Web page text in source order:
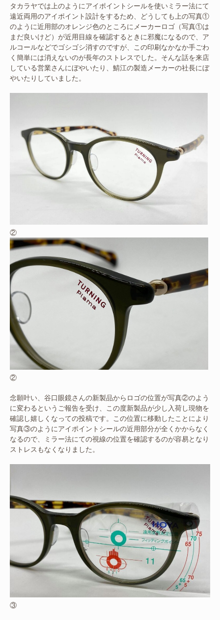
タカラヤでは上のようにアイポイントシールを使いミラー法にて
遠近両用のアイポイント設計をするため、どうしても上の写真①
のように近用部のオレンジ色のところにメーカーロゴ（写真①は
まだ良いけど）が近用目線を確認するときに邪魔になるので、ア
ルコールなどでゴシゴシ消すのですが、この印刷なかなか手ごわ
く簡単には消えないのが長年のストレスでした。そんな話を来店
している営業さんにぼやいたり、鯖江の製造メーカーの社長にぼ
やいたりしていました。
②
②
念願叶い、谷口眼鏡さんの新製品からロゴの位置が写真②のよう
に変わるというご報告を受け、この度新製品が少し入荷し現物を
確認し嬉しくなっての投稿です。この位置に移動したことにより
写真③のようにアイポイントシールの近用部分が全くかからなく
なるので、ミラー法にての視線の位置を確認するのが容易となり
ストレスもなくなりました。
③